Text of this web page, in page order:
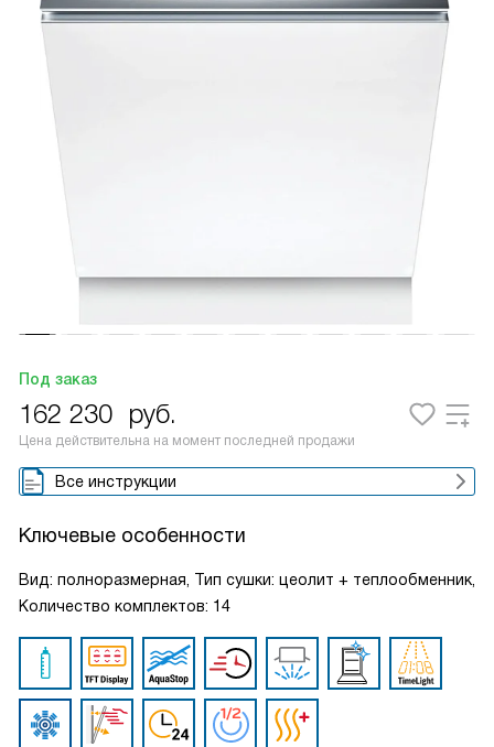
Под заказ
162 230 руб.
Цена действительна на момент последней продажи
Все инструкции
Ключевые особенности
Вид: полноразмерная, Тип сушки: цеолит + теплообменник,
Количество комплектов: 14